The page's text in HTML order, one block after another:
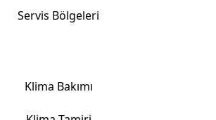
Servis Bölgeleri
Klima Bakımı